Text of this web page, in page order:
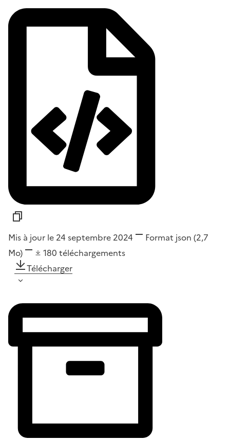
Mis à jour le 24 septembre 2024 Format json (2,7
Mo)
180 téléchargements
Télécharger